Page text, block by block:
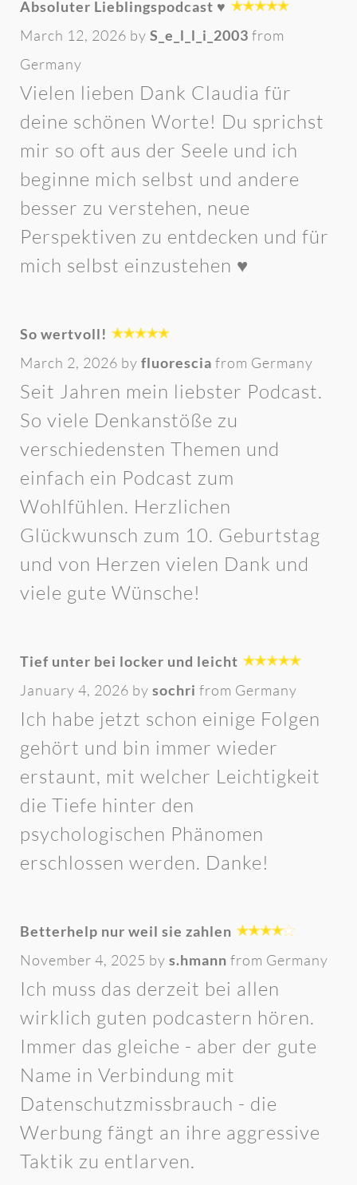
Absoluter Lieblingspodcast ♥️
March 12, 2026 by S_e_l_l_i_2003 from
Germany
Vielen lieben Dank Claudia für
deine schönen Worte! Du sprichst
mir so oft aus der Seele und ich
beginne mich selbst und andere
besser zu verstehen, neue
Perspektiven zu entdecken und für
mich selbst einzustehen ♥️
So wertvoll!
March 2, 2026 by fluorescia from Germany
Seit Jahren mein liebster Podcast.
So viele Denkanstöße zu
verschiedensten Themen und
einfach ein Podcast zum
Wohlfühlen. Herzlichen
Glückwunsch zum 10. Geburtstag
und von Herzen vielen Dank und
viele gute Wünsche!
Tief unter bei locker und leicht
January 4, 2026 by sochri from Germany
Ich habe jetzt schon einige Folgen
gehört und bin immer wieder
erstaunt, mit welcher Leichtigkeit
die Tiefe hinter den
psychologischen Phänomen
erschlossen werden. Danke!
Betterhelp nur weil sie zahlen
November 4, 2025 by s.hmann from Germany
Ich muss das derzeit bei allen
wirklich guten podcastern hören.
Immer das gleiche - aber der gute
Name in Verbindung mit
Datenschutzmissbrauch - die
Werbung fängt an ihre aggressive
Taktik zu entlarven.